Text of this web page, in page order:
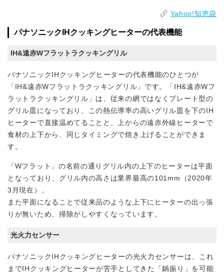
Yahoo!知恵袋
パナソニックIHクッキングヒーターの代表機能
IH&遠赤Wフラットラクッキングリル
パナソニックIHクッキングヒーターの代表機能のひとつが
「IH&遠赤Wフラットラクッキングリル」です。「IH&遠赤Wフ
ラットラクッキングリル」は、従来の網ではなくプレート型の
グリル皿になっており、この熱伝導率の高いグリル皿を下のIH
ヒーターで直接温めてることと、上からの遠赤外線ヒーターで
食材の上下から、同じタイミングで焼き上げることができま
す。
「Wフラット」の名前の通りグリル内の上下のヒーターは平面
となっており、グリル内の高さは業界最高の101mm（2020年
3月現在）。
また平面になることで従来品のような上下にヒーターの出っ張
りが無いため、掃除がしやすくなっています。
光火力センサー
パナソニックIHクッキングヒーターの光火力センサーは、これ
までIHクッキングヒーターが苦手としてきた「鍋振り」を可能